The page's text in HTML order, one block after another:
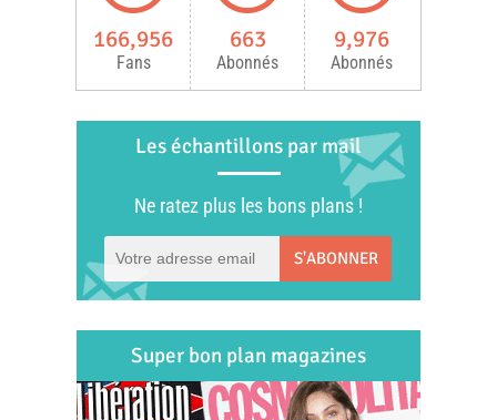
166,956
Fans
663
Abonnés
9,976
Abonnés
Les échantillons par mail
Ne ratez plus les bons plans !
S'ABONNER
Super bon plan magazines